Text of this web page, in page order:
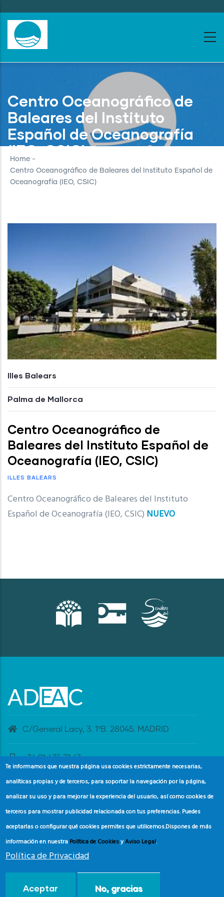
to
main
content
Centro Oceanográfico de
Baleares del Instituto
Español de Oceanografía
(IEO, CSIC)
Home -
Centro Oceanográfico de Baleares del Instituto Español de
Oceanografía (IEO, CSIC)
Illes Balears
Palma de Mallorca
Centro Oceanográfico de
Baleares del Instituto Español de
Oceanografía (IEO, CSIC)
ILLES BALEARS
Centro Oceanográfico de Baleares del Instituto
Español de Oceanografía (IEO, CSIC) NUEVO
C/General Lacy, 3. 1ºB. 28045. MADRID
+34 91 435 31 47
banderaazul@adeac.es
Consumidor (ADEAC).
2024.
Te informamos que nuestra página usa cookies estrictamente necesarias,
analíticas propias y de terceros, para soportar la navegación por la página,
analizar su uso y para mejorar la experiencia del usuario, así como cookies de
terceros para mostrar publicidad relacionada con tus preferencias. Puedes
aceptarlas o configurar qué cookies permites que utilicemos.Dispones de más
información en nuestra Política de CookiesyAviso Legal.
Política de Privacidad
Aceptar No, gracias